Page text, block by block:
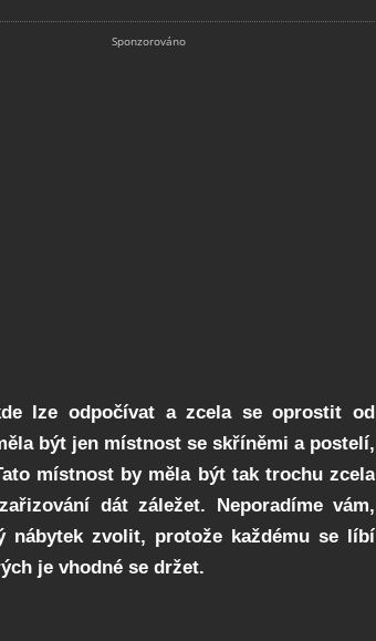
lze odpočívat a zcela se oprostit od
být jen místnost se skříněmi a postelí,
místnost by měla být tak trochu zcela
dát záležet. Neporadíme vám,
zvolit, protože každému se líbí
je vhodné se držet.